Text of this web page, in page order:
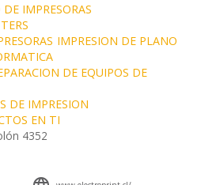
IMPRESORAS
IMPRESION DE PLANO
DE EQUIPOS DE
DE IMPRESION
EN TI
4352